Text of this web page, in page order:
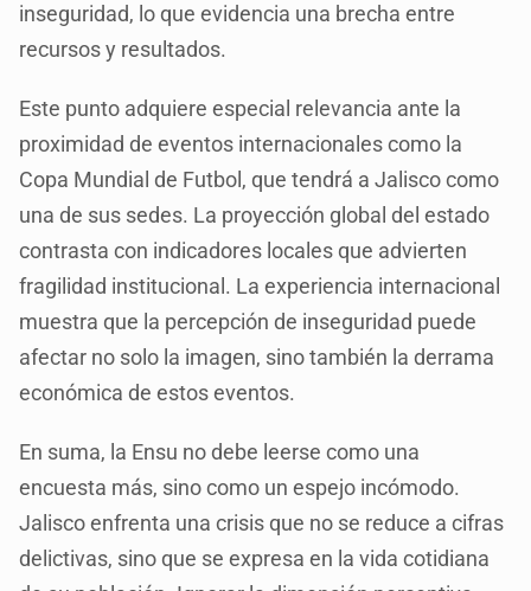
inseguridad, lo que evidencia una brecha entre
recursos y resultados.
Este punto adquiere especial relevancia ante la
proximidad de eventos internacionales como la
Copa Mundial de Futbol, que tendrá a Jalisco como
una de sus sedes. La proyección global del estado
contrasta con indicadores locales que advierten
fragilidad institucional. La experiencia internacional
muestra que la percepción de inseguridad puede
afectar no solo la imagen, sino también la derrama
económica de estos eventos.
En suma, la Ensu no debe leerse como una
encuesta más, sino como un espejo incómodo.
Jalisco enfrenta una crisis que no se reduce a cifras
delictivas, sino que se expresa en la vida cotidiana